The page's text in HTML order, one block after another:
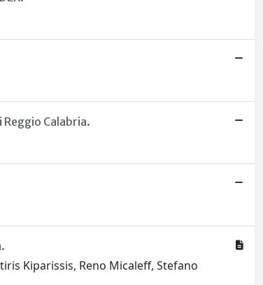
Calabria.
Kiparissis, Reno Micaleff, Stefano